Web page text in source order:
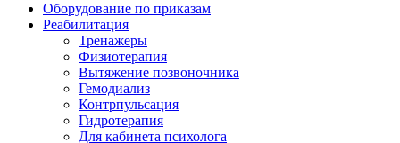
Оборудование по приказам
Реабилитация
Тренажеры
Физиотерапия
Вытяжение позвоночника
Гемодиализ
Контрпульсация
Гидротерапия
Для кабинета психолога